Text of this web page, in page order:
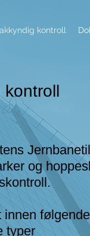
kontroll
kontroll
og
typer